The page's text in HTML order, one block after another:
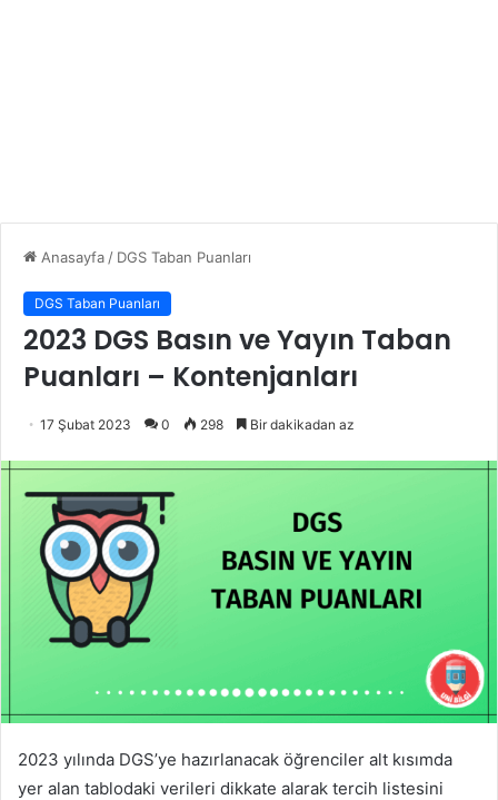
Anasayfa / DGS Taban Puanları
DGS Taban Puanları
2023 DGS Basın ve Yayın Taban
Puanları – Kontenjanları
17 Şubat 2023 0 298 Bir dakikadan az
2023 yılında DGS’ye hazırlanacak öğrenciler alt kısımda
yer alan tablodaki verileri dikkate alarak tercih listesini